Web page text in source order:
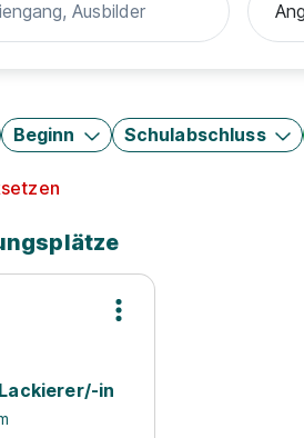
Beginn Schulabschluss
in